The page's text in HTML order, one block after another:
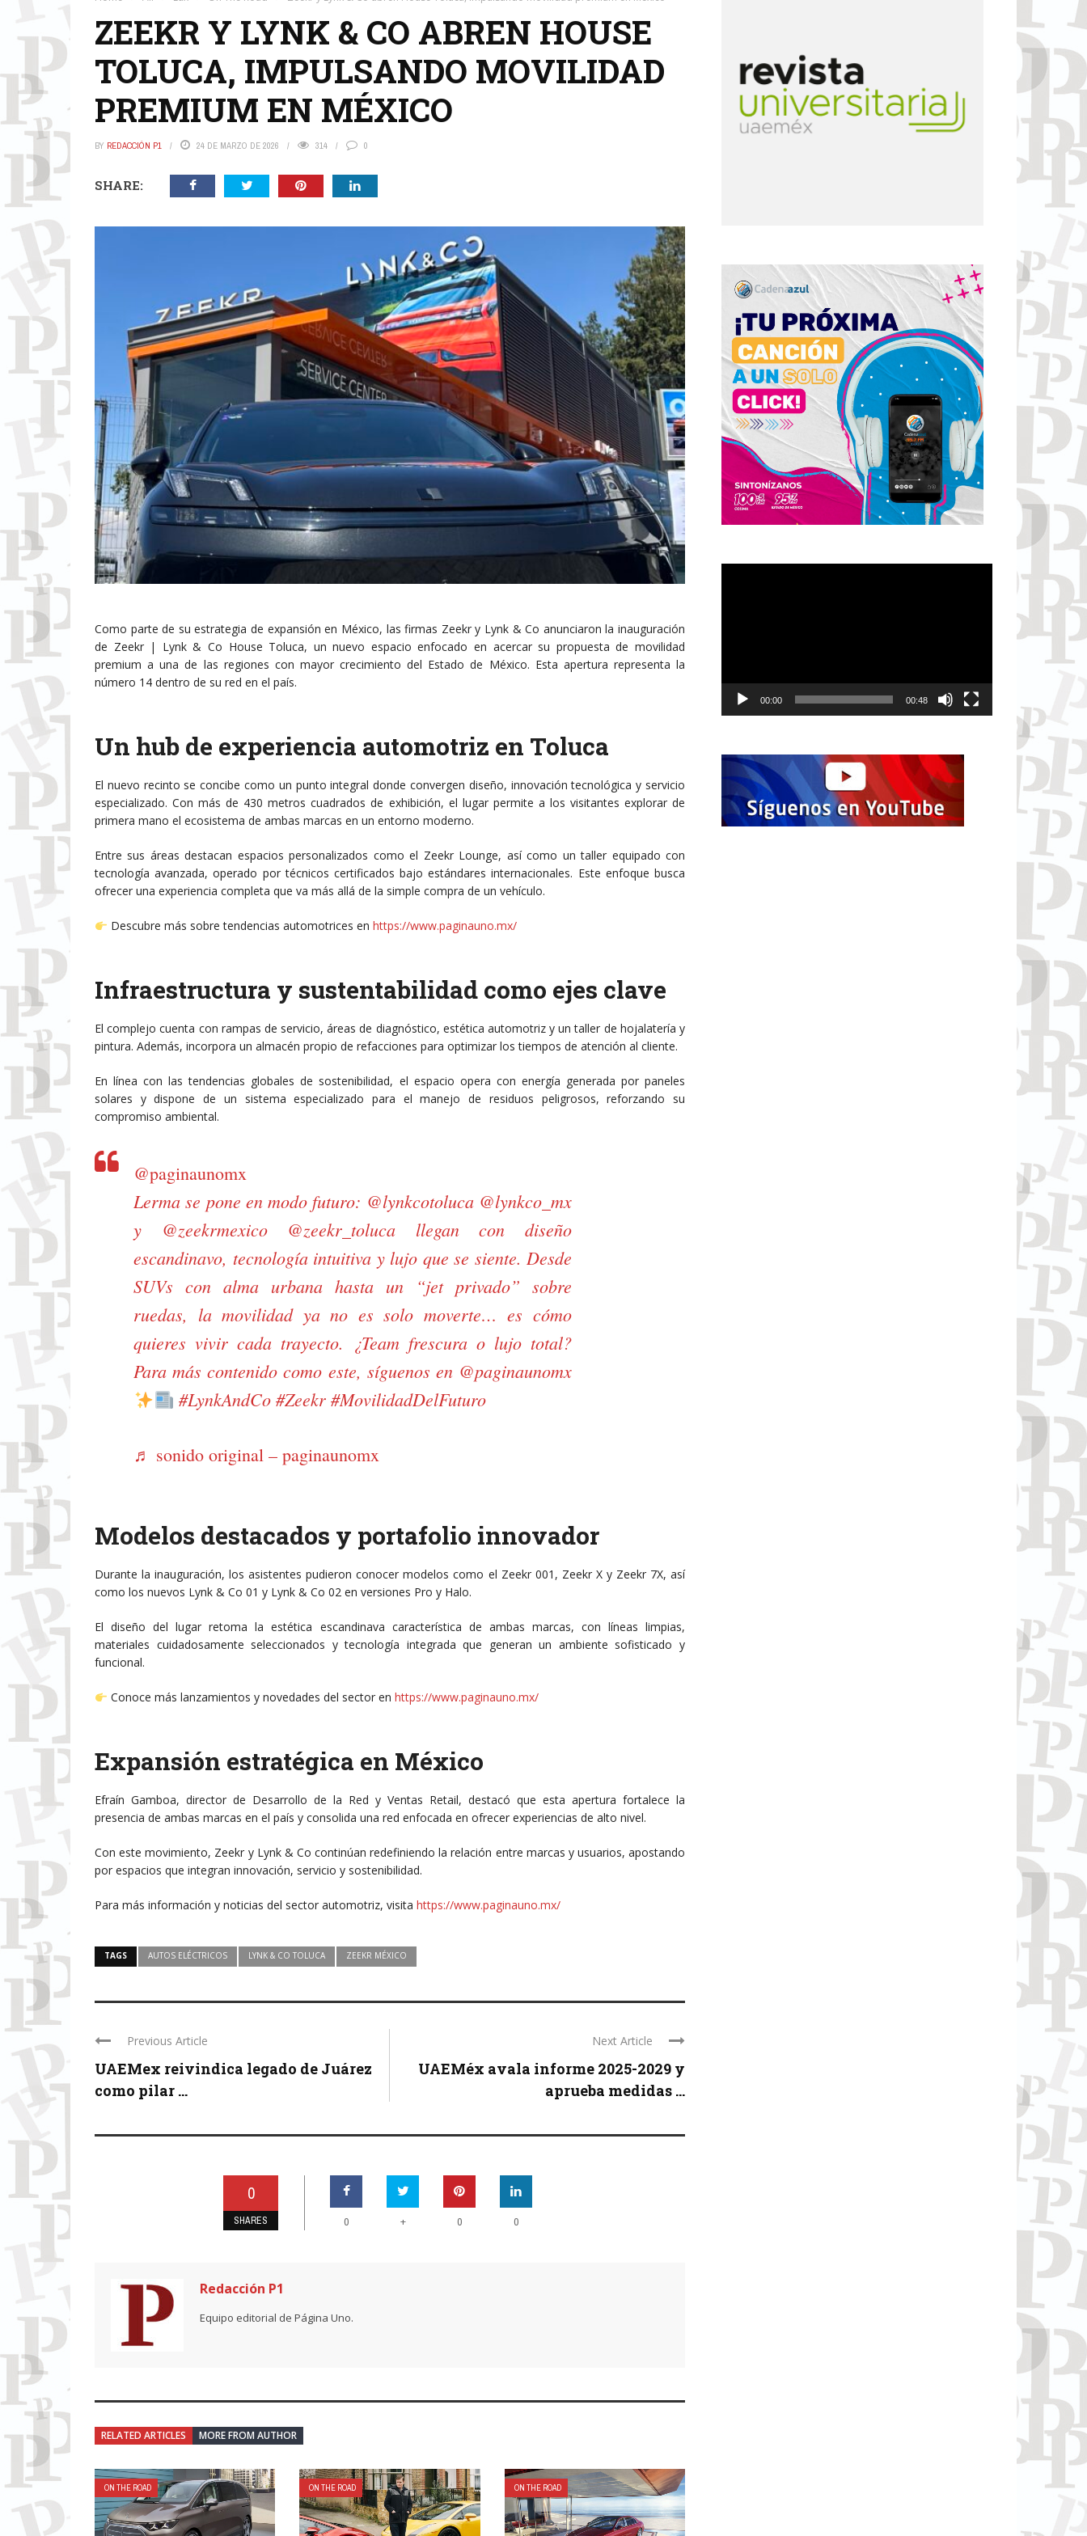
ZEEKR Y LYNK & CO ABREN HOUSE
TOLUCA, IMPULSANDO MOVILIDAD
PREMIUM EN MÉXICO
BY REDACCIÓN P1 24 DE MARZO DE 2026 314 0
SHARE:
Como parte de su estrategia de expansión en México, las firmas Zeekr y Lynk & Co anunciaron la inauguración
de Zeekr | Lynk & Co House Toluca, un nuevo espacio enfocado en acercar su propuesta de movilidad
premium a una de las regiones con mayor crecimiento del Estado de México. Esta apertura representa la
número 14 dentro de su red en el país.
Un hub de experiencia automotriz en Toluca
El nuevo recinto se concibe como un punto integral donde convergen diseño, innovación tecnológica y servicio
especializado. Con más de 430 metros cuadrados de exhibición, el lugar permite a los visitantes explorar de
primera mano el ecosistema de ambas marcas en un entorno moderno.
Entre sus áreas destacan espacios personalizados como el Zeekr Lounge, así como un taller equipado con
tecnología avanzada, operado por técnicos certificados bajo estándares internacionales. Este enfoque busca
ofrecer una experiencia completa que va más allá de la simple compra de un vehículo.
Descubre más sobre tendencias automotrices en https://www.paginauno.mx/
Infraestructura y sustentabilidad como ejes clave
El complejo cuenta con rampas de servicio, áreas de diagnóstico, estética automotriz y un taller de hojalatería y
pintura. Además, incorpora un almacén propio de refacciones para optimizar los tiempos de atención al cliente.
En línea con las tendencias globales de sostenibilidad, el espacio opera con energía generada por paneles
solares y dispone de un sistema especializado para el manejo de residuos peligrosos, reforzando su
compromiso ambiental.
@paginaunomx
Lerma se pone en modo futuro: @lynkcotoluca @lynkco_mx
y @zeekrmexico @zeekr_toluca llegan con diseño
escandinavo, tecnología intuitiva y lujo que se siente. Desde
SUVs con alma urbana hasta un “jet privado” sobre
ruedas, la movilidad ya no es solo moverte… es cómo
quieres vivir cada trayecto. ¿Team frescura o lujo total?
Para más contenido como este, síguenos en @paginaunomx
#LynkAndCo #Zeekr #MovilidadDelFuturo
♬ sonido original – paginaunomx
Modelos destacados y portafolio innovador
Durante la inauguración, los asistentes pudieron conocer modelos como el Zeekr 001, Zeekr X y Zeekr 7X, así
como los nuevos Lynk & Co 01 y Lynk & Co 02 en versiones Pro y Halo.
El diseño del lugar retoma la estética escandinava característica de ambas marcas, con líneas limpias,
materiales cuidadosamente seleccionados y tecnología integrada que generan un ambiente sofisticado y
funcional.
Conoce más lanzamientos y novedades del sector en https://www.paginauno.mx/
Expansión estratégica en México
Efraín Gamboa, director de Desarrollo de la Red y Ventas Retail, destacó que esta apertura fortalece la
presencia de ambas marcas en el país y consolida una red enfocada en ofrecer experiencias de alto nivel.
Con este movimiento, Zeekr y Lynk & Co continúan redefiniendo la relación entre marcas y usuarios, apostando
por espacios que integran innovación, servicio y sostenibilidad.
Para más información y noticias del sector automotriz, visita https://www.paginauno.mx/
TAGS AUTOS ELÉCTRICOS LYNK & CO TOLUCA ZEEKR MÉXICO
Previous Article
UAEMex reivindica legado de Juárez
como pilar ...
Next Article
UAEMéx avala informe 2025-2029 y
aprueba medidas ...
0
SHARES 0 + 0 0
Redacción P1
Equipo editorial de Página Uno.
RELATED ARTICLES MORE FROM AUTHOR
ON THE ROAD ON THE ROAD ON THE ROAD
00:00 00:48